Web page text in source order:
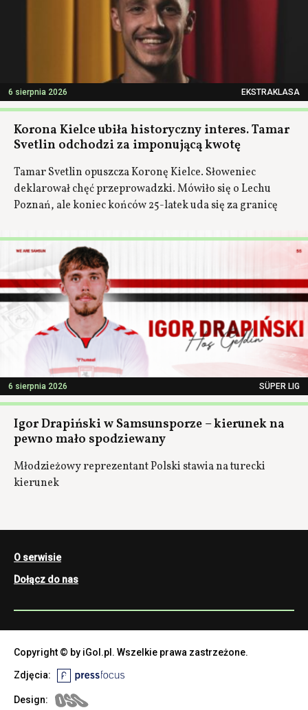
6 sierpnia 2026 EKSTRAKLASA
Korona Kielce ubiła historyczny interes. Tamar
Svetlin odchodzi za imponującą kwotę
Tamar Svetlin opuszcza Koronę Kielce. Słoweniec
deklarował chęć przeprowadzki. Mówiło się o Lechu
Poznań, ale koniec końców 25-latek uda się za granicę
6 sierpnia 2026 SÜPER LIG
Igor Drapiński w Samsunsporze – kierunek na
pewno mało spodziewany
Młodzieżowy reprezentant Polski stawia na turecki
kierunek
O serwisie
Dołącz do nas
Copyright © by iGol.pl. Wszelkie prawa zastrzeżone.
Zdjęcia:
Design: